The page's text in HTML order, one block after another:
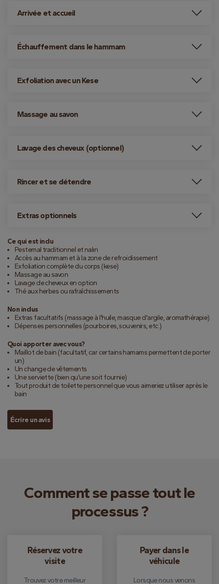
Arrivée et accueil
Échauffement dans le hammam
Exfoliation avec un Kese
Massage au savon
Lavage des cheveux (optionnel)
Rincer et se détendre
Extras optionnels
Ce qui est inclu
Pestemal traditionnel et nalın
Accès au hammam et à la zone de refroidissement
Exfoliation complète du corps (kese)
Massage au savon
Lavage de cheveux en option
Thé aux herbes ou rafraîchissements
Non inclus
Extras facultatifs (massage à l'huile, masque d'argile, aromathérapie)
Dépenses personnelles (pourboires, souvenirs, etc.)
Quoi apporter avec vous?
Maillot de bain (facultatif, car certains hamams permettent de porter
un)
Un change de vêtements
Une serviette (bien qu'une soit fournie)
Tout produit de toilette personnel que vous aimeriez utiliser après le
bain
Écrire un avis
Comment se passe tout le
processus ?
Réservez votre
visite
Trouvez votre meilleur
Payer dans le
véhicule
Lorsque nous venons